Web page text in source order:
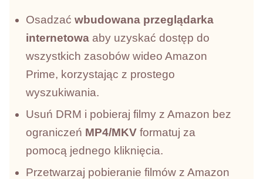
Osadzaćwbudowana przeglądarka
internetowa aby uzyskać dostęp do
wszystkich zasobów wideo Amazon
Prime, korzystając z prostego
wyszukiwania.
Usuń DRM i pobieraj filmy z Amazon bez
ograniczeń MP4/MKV formatuj za
pomocą jednego kliknięcia.
Przetwarzaj pobieranie filmów z Amazon